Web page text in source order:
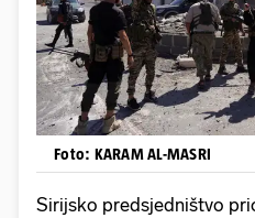
Foto: KARAM AL-MASRI
Sirijsko predsjedništvo